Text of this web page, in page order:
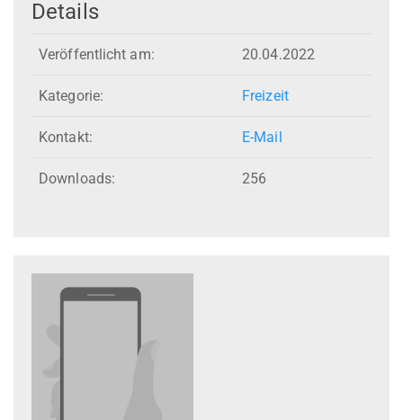
Details
Veröffentlicht am: 20.04.2022
Kategorie: Freizeit
Kontakt: E-Mail
Downloads: 256